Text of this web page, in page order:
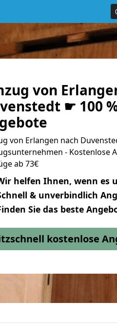
von
☛ 100
von Erlangen nach
- Kostenlose
ab 73€
helfen Ihnen, wenn es
& unverbindlich
Sie das beste
kostenlose